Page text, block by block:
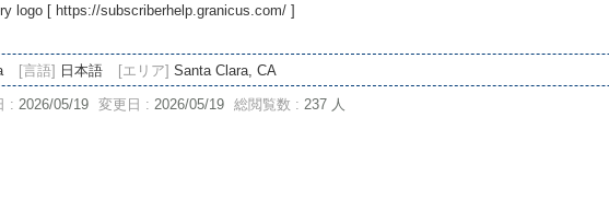
logo [ https://subscriberhelp.granicus.com/ ]
[言語] 日本語 [エリア] Santa Clara, CA
: 2026/05/19 変更日 : 2026/05/19 総閲覧数 : 237 人